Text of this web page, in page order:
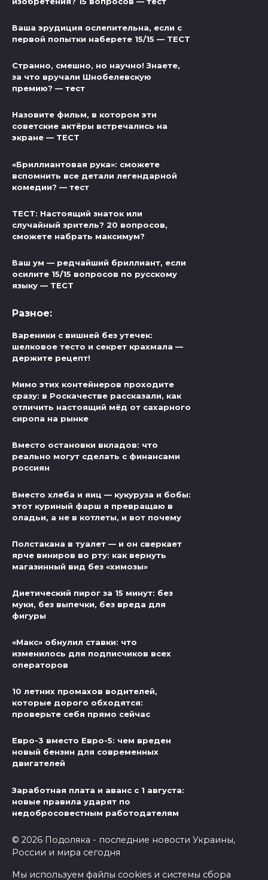
Ваша эрудиция ослепительна, если с
первой попытки наберете 15/15 — ТЕСТ
Странно, смешно, но научно! Знаете,
за что вручали Шнобелевскую
премию? — тест
Назовите фильм, в котором эти
советские актёры встречались на
экране — ТЕСТ
«Бриллиантовая рука»: сможете
вспомнить все детали легендарной
комедии? — тест
ТЕСТ: Настоящий знаток или
случайный зритель? 20 вопросов,
сможете набрать максимум?
Ваш ум — редчайший бриллиант, если
осилите 15/15 вопросов по русскому
языку — ТЕСТ
Разное:
Вареники с вишней без утечек:
шелковое тесто и секрет крахмала —
держите рецепт!
Мимо этих контейнеров проходите
сразу: в Роскачестве рассказали, как
отличить настоящий мёд от сахарного
сиропа на рынке
Вместо остановки вкладов: что
реально могут сделать с финансами
россиян
Вместо хлеба и яиц — кукуруза и бобы:
этот куриный фарш я превращаю в
оладьи, а не в котлеты, и вот почему
Полстакана в туалет — и он сверкает
ярче виниров во рту: как вернуть
магазинный вид без «химозы»
Диетический пирог за 15 минут: без
муки, без выпечки, без вреда для
фигуры
«Макс» обнулил ставки: что
изменилось для подписчиков всех
операторов
10 летних промахов водителей,
которые дорого обходятся:
проверьте себя прямо сейчас
Евро-3 вместо Евро-5: чем вреден
новый бензин для современных
двигателей
Заработная плата и аванс с 1 августа:
новые правила ударят по
недобросовестным работодателям
© 2026 Подоляка - последние новости Украины,
России и мира сегодня
Мы используем файлы cookies и системы сбора